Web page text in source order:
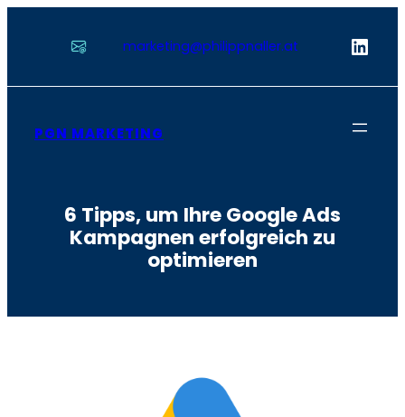
marketing@philippnaller.at
PGN MARKETING
6 Tipps, um Ihre Google Ads
Kampagnen erfolgreich zu
optimieren